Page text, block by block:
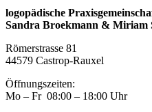
logopädische
Sandra Broekmann & Miriam
Römerstrasse 81
44579 Castrop-Rauxel
Öffnungszeiten:
Mo – Fr 08:00 – 18:00 Uhr